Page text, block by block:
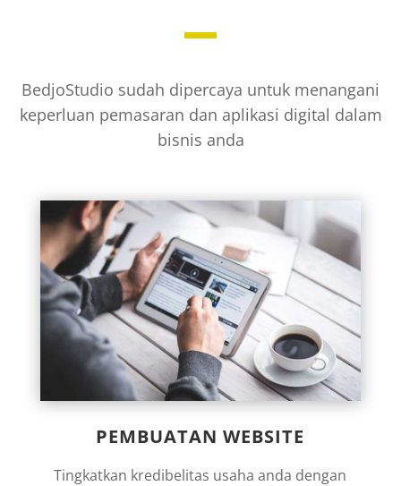
BedjoStudio sudah dipercaya untuk menangani
keperluan pemasaran dan aplikasi digital dalam
bisnis anda
PEMBUATAN WEBSITE
Tingkatkan kredibelitas usaha anda dengan